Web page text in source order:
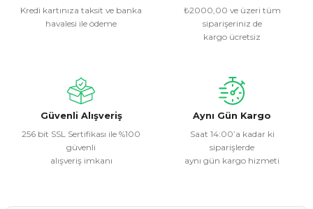
Ürün resmi kalitesiz, bozuk veya görüntülenemiyor.
Ürün fiyatı diğer sitelerden daha pahalı.
Bu ürüne benzer farklı alternatifler olmalı.
Kredi kartınıza taksit ve banka
havalesi ile ödeme
₺2000,00 ve üzeri tüm
siparişeriniz de
kargo ücretsiz
Güvenli Alışveriş
256 bit SSL Sertifikası ile %100
güvenli
alışveriş imkanı
Aynı Gün Kargo
Saat 14:00’a kadar ki
siparişlerde
aynı gün kargo hizmeti